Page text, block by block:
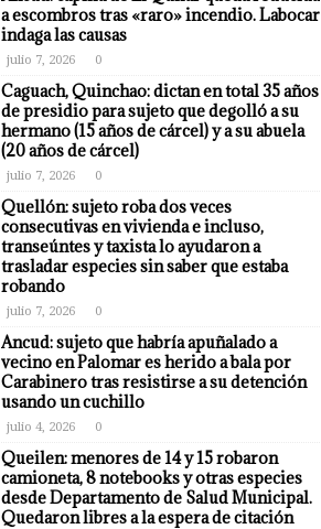
a escombros tras «raro» incendio. Labocar
indaga las causas
julio 7, 2026 0
Caguach, Quinchao: dictan en total 35 años
de presidio para sujeto que degolló a su
hermano (15 años de cárcel) y a su abuela
(20 años de cárcel)
julio 7, 2026 0
Quellón: sujeto roba dos veces
consecutivas en vivienda e incluso,
transeúntes y taxista lo ayudaron a
trasladar especies sin saber que estaba
robando
julio 7, 2026 0
Ancud: sujeto que habría apuñalado a
vecino en Palomar es herido a bala por
Carabinero tras resistirse a su detención
usando un cuchillo
julio 4, 2026 0
Queilen: menores de 14 y 15 robaron
camioneta, 8 notebooks y otras especies
desde Departamento de Salud Municipal.
Quedaron libres a la espera de citación